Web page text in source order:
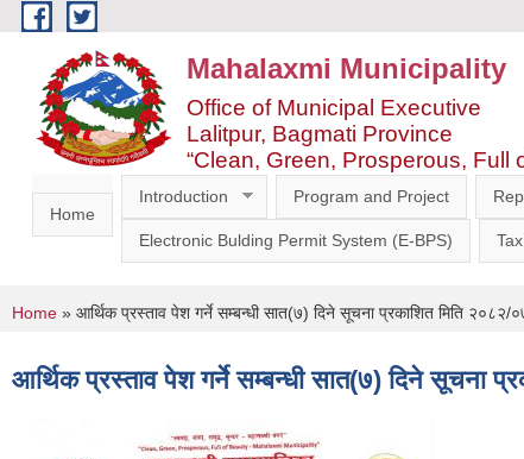
Skip to main content
Mahalaxmi Municipality
Office of Municipal Executive
Lalitpur, Bagmati Province
“Clean, Green, Prosperous, Full
Home
Introduction Program and Project
Electronic Bulding Permit System (E-BPS)
You are here
Home » आर्थिक प्रस्ताव पेश गर्ने सम्बन्धी सात(७) दिने सूचना प्रकाशित मिति २०८२/
आर्थिक प्रस्ताव पेश गर्ने सम्बन्धी सात(७) दिने सूचना